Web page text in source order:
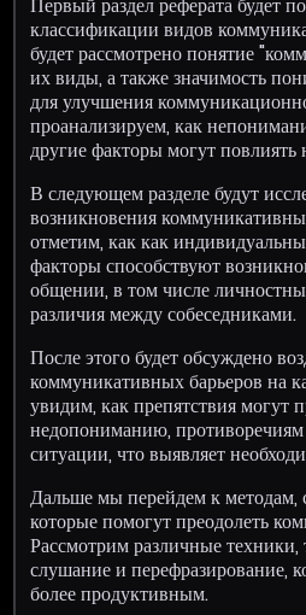
классификации видов
будет рассмотрено понятие
их виды, а также значимость
для улучшения
проанализируем, как
другие факторы могут повлиять
В следующем разделе будут
возникновения
отметим, как как
факторы способствуют
общении, в том числе
различия между собеседниками.
После этого будет обсуждено
коммуникативных барьеров на
увидим, как препятствия могут
недопониманию,
ситуации, что выявляет
Дальше мы перейдем к методам,
которые помогут преодолеть
Рассмотрим различные техники,
слушание и перефразирование,
более продуктивным.